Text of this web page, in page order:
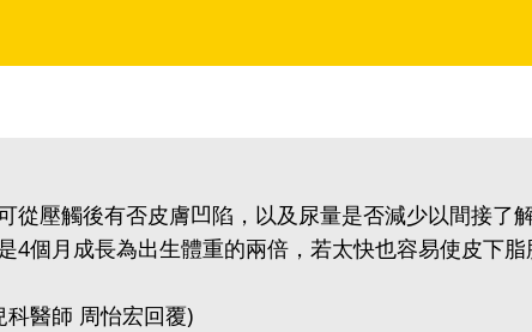
從壓觸後有否皮膚凹陷，以及尿量是否減少以間接了
4個月成長為出生體重的兩倍，若太快也容易使皮下脂
醫師 周怡宏回覆)
小教導主任
生活與課業